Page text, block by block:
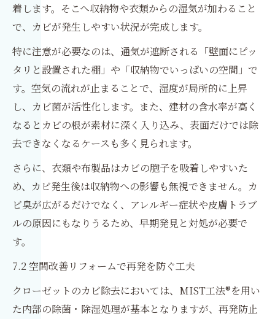
着します。そこへ収納物や衣類からの湿気が加わること
で、カビが発生しやすい状況が完成します。
特に注意が必要なのは、通気が遮断される「壁面にピッ
タリと設置された棚」や「収納物でいっぱいの空間」で
す。空気の流れが止まることで、湿度が局所的に上昇
し、カビ菌が活性化します。また、建材の含水率が高く
なるとカビの根が素材に深く入り込み、表面だけでは除
去できなくなるケースも多く見られます。
さらに、衣類や布製品はカビの胞子を吸着しやすいた
め、カビ発生後は収納物への影響も無視できません。カ
ビ臭が広がるだけでなく、アレルギー症状や皮膚トラブ
ルの原因にもなりうるため、早期発見と対処が必要で
す。
7.2 空間改善リフォームで再発を防ぐ工夫
クローゼットのカビ除去においては、MIST工法®を用い
た内部の除菌・除湿処理が基本となりますが、再発防止